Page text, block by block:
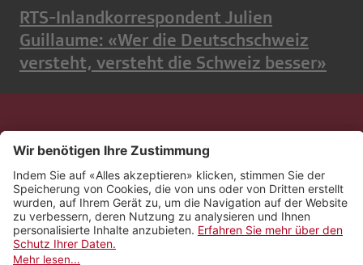
RTS-Inlandkorrespondent Julien
Guillaume: «Wer die Deutschschweiz
versteht, versteht die Schweiz besser»
Kontakt
Impressum
Rechtliches
Netiquette
Nutzungsbedingungen